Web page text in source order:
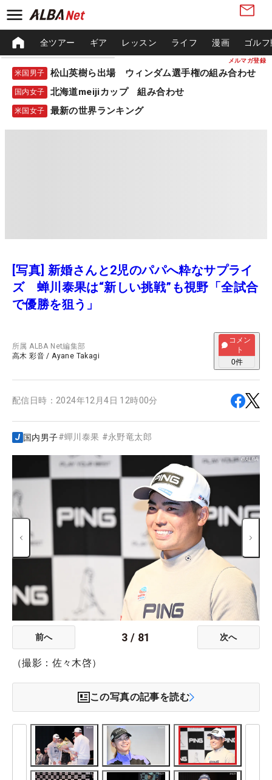
メルマガ登録
全ツアー ギア レッスン ライフ 漫画 ゴル
米国男子 松山英樹ら出場 ウィンダム選手権の組み合わせ
国内女子 北海道meijiカップ 組み合わせ
米国女子 最新の世界ランキング
[写真] 新婚さんと2児のパパへ粋なサプライ
ズ 蝉川泰果は“新しい挑戦”も視野「全試合
で優勝を狙う」
所属ALBA Net編集部
高木 彩音 /Ayane Takagi
コメン
ト
0件
配信日時： 2024年12月4日 12時00分
国内男子#蟬川泰果 #永野竜太郎
前へ 3 / 81 次へ
（撮影：佐々木啓）
この写真の記事を読む